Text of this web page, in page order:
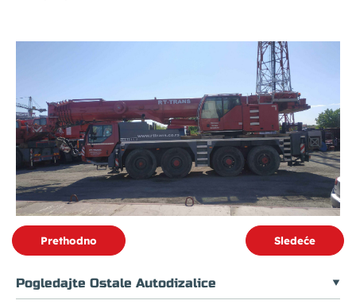
Pogledajte Ostale Autodizalice
Prethodno Sledeće